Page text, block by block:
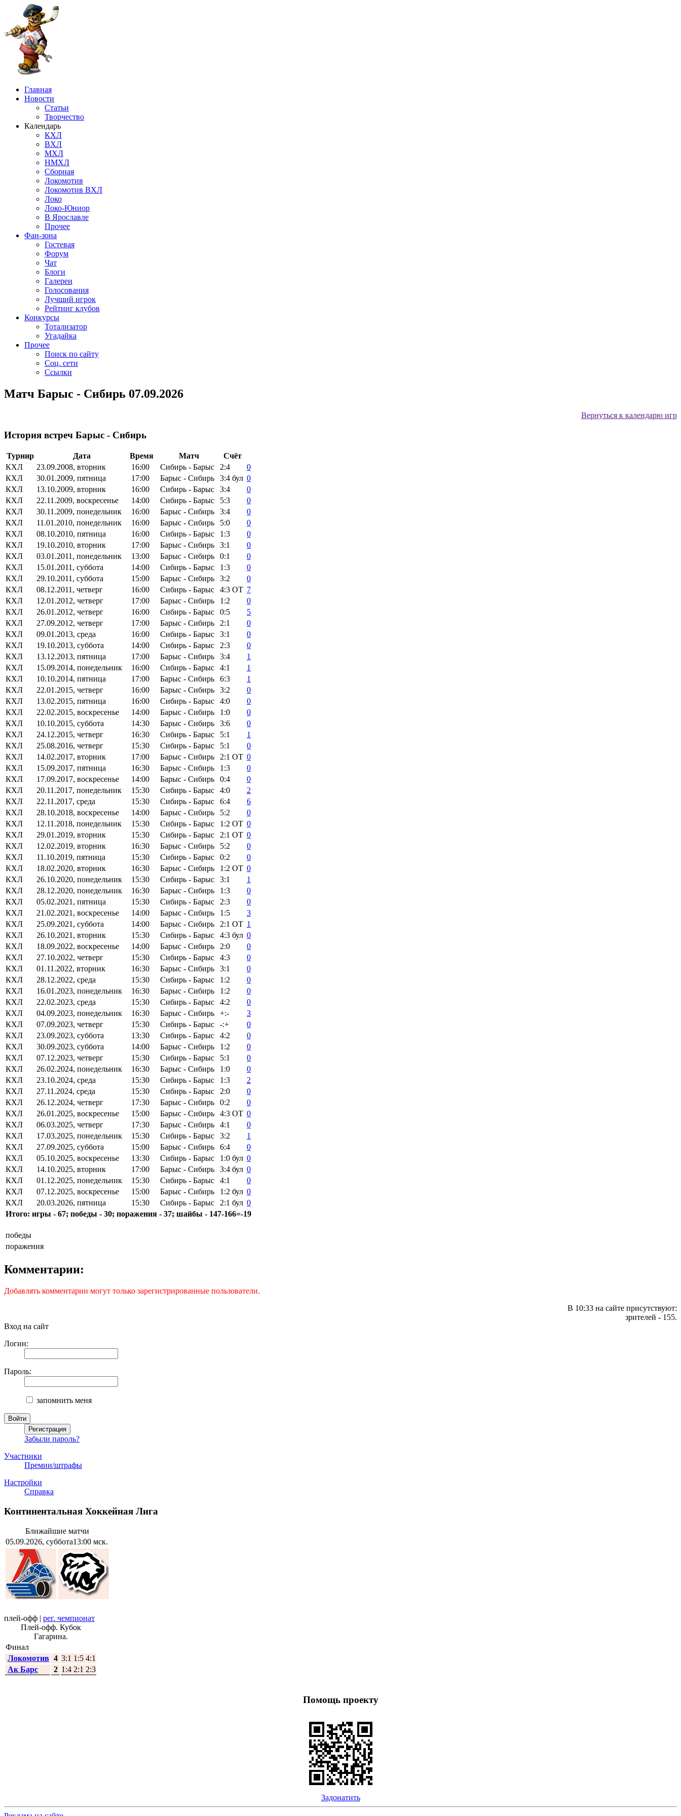
Главная
Новости
Статьи
Творчество
Календарь
КХЛ
ВХЛ
МХЛ
НМХЛ
Сборная
Локомотив
Локомотив ВХЛ
Локо
Локо-Юниор
В Ярославле
Прочее
Фан-зона
Гостевая
Форум
Чат
Блоги
Галереи
Голосования
Лучший игрок
Рейтинг клубов
Конкурсы
Тотализатор
Угадайка
Прочее
Поиск по сайту
Соц. сети
Ссылки
Матч Барыс - Сибирь 07.09.2026
Вернуться к календарю игр
История встреч Барыс - Сибирь
Турнир Дата Время Матч
Счёт
КХЛ
23.09.2008, вторник 16:00 Сибирь - Барыс 2:4
0
КХЛ
30.01.2009, пятница 17:00 Барыс - Сибирь 3:4 бул 0
КХЛ
13.10.2009, вторник 16:00 Сибирь - Барыс 3:4
0
КХЛ
22.11.2009, воскресенье 14:00 Сибирь - Барыс 5:3
0
КХЛ
30.11.2009, понедельник 16:00 Барыс - Сибирь 3:4
0
КХЛ
11.01.2010, понедельник 16:00 Барыс - Сибирь 5:0
0
КХЛ
08.10.2010, пятница 16:00 Сибирь - Барыс 1:3
0
КХЛ
19.10.2010, вторник 17:00 Барыс - Сибирь 3:1
0
КХЛ
03.01.2011, понедельник 13:00 Барыс - Сибирь 0:1
0
КХЛ
15.01.2011, суббота 14:00 Сибирь - Барыс 1:3
0
КХЛ
29.10.2011, суббота 15:00 Барыс - Сибирь 3:2
0
КХЛ
08.12.2011, четверг 16:00 Сибирь - Барыс 4:3 ОТ 7
КХЛ
12.01.2012, четверг 17:00 Барыс - Сибирь 1:2
0
КХЛ
26.01.2012, четверг 16:00 Сибирь - Барыс 0:5
5
КХЛ
27.09.2012, четверг 17:00 Барыс - Сибирь 2:1
0
КХЛ
09.01.2013, среда 16:00 Сибирь - Барыс 3:1
0
КХЛ
19.10.2013, суббота 14:00 Сибирь - Барыс 2:3
0
КХЛ
13.12.2013, пятница 17:00 Барыс - Сибирь 3:4
1
КХЛ
15.09.2014, понедельник 16:00 Сибирь - Барыс 4:1
1
КХЛ
10.10.2014, пятница 17:00 Барыс - Сибирь 6:3
1
КХЛ
22.01.2015, четверг 16:00 Барыс - Сибирь 3:2
0
КХЛ
13.02.2015, пятница 16:00 Сибирь - Барыс 4:0
0
КХЛ
22.02.2015, воскресенье 14:00 Барыс - Сибирь 1:0
0
КХЛ
10.10.2015, суббота 14:30 Барыс - Сибирь 3:6
0
КХЛ
24.12.2015, четверг 16:30 Сибирь - Барыс 5:1
1
КХЛ
25.08.2016, четверг 15:30 Сибирь - Барыс 5:1
0
КХЛ
14.02.2017, вторник 17:00 Барыс - Сибирь 2:1 ОТ 0
КХЛ
15.09.2017, пятница 16:30 Барыс - Сибирь 1:3
0
КХЛ
17.09.2017, воскресенье 14:00 Барыс - Сибирь 0:4
0
КХЛ
20.11.2017, понедельник 15:30 Сибирь - Барыс 4:0
2
КХЛ
22.11.2017, среда 15:30 Сибирь - Барыс 6:4
6
КХЛ
28.10.2018, воскресенье 14:00 Барыс - Сибирь 5:2
0
КХЛ
12.11.2018, понедельник 15:30 Сибирь - Барыс 1:2 ОТ 0
КХЛ
29.01.2019, вторник 15:30 Сибирь - Барыс 2:1 ОТ 0
КХЛ
12.02.2019, вторник 16:30 Барыс - Сибирь 5:2
0
КХЛ
11.10.2019, пятница 15:30 Сибирь - Барыс 0:2
0
КХЛ
18.02.2020, вторник 16:30 Барыс - Сибирь 1:2 ОТ 0
КХЛ
26.10.2020, понедельник 15:30 Сибирь - Барыс 3:1
1
КХЛ
28.12.2020, понедельник 16:30 Барыс - Сибирь 1:3
0
КХЛ
05.02.2021, пятница 15:30 Сибирь - Барыс 2:3
0
КХЛ
21.02.2021, воскресенье 14:00 Барыс - Сибирь 1:5
3
КХЛ
25.09.2021, суббота 14:00 Барыс - Сибирь 2:1 ОТ 1
КХЛ
26.10.2021, вторник 15:30 Сибирь - Барыс 4:3 бул 0
КХЛ
18.09.2022, воскресенье 14:00 Барыс - Сибирь 2:0
0
КХЛ
27.10.2022, четверг 15:30 Сибирь - Барыс 4:3
0
КХЛ
01.11.2022, вторник 16:30 Барыс - Сибирь 3:1
0
КХЛ
28.12.2022, среда 15:30 Сибирь - Барыс 1:2
0
КХЛ
16.01.2023, понедельник 16:30 Барыс - Сибирь 1:2
0
КХЛ
22.02.2023, среда 15:30 Сибирь - Барыс 4:2
0
КХЛ
04.09.2023, понедельник 16:30 Барыс - Сибирь +:-
3
КХЛ
07.09.2023, четверг 15:30 Сибирь - Барыс -:+
0
КХЛ
23.09.2023, суббота 13:30 Сибирь - Барыс 4:2
0
КХЛ
30.09.2023, суббота 14:00 Барыс - Сибирь 1:2
0
КХЛ
07.12.2023, четверг 15:30 Сибирь - Барыс 5:1
0
КХЛ
26.02.2024, понедельник 16:30 Барыс - Сибирь 1:0
0
КХЛ
23.10.2024, среда 15:30 Сибирь - Барыс 1:3
2
КХЛ
27.11.2024, среда 15:30 Сибирь - Барыс 2:0
0
КХЛ
26.12.2024, четверг 17:30 Барыс - Сибирь 0:2
0
КХЛ
26.01.2025, воскресенье 15:00 Барыс - Сибирь 4:3 ОТ 0
КХЛ
06.03.2025, четверг 17:30 Барыс - Сибирь 4:1
0
КХЛ
17.03.2025, понедельник 15:30 Сибирь - Барыс 3:2
1
КХЛ
27.09.2025, суббота 15:00 Барыс - Сибирь 6:4
0
КХЛ
05.10.2025, воскресенье 13:30 Сибирь - Барыс 1:0 бул 0
КХЛ
14.10.2025, вторник 17:00 Барыс - Сибирь 3:4 бул 0
КХЛ
01.12.2025, понедельник 15:30 Сибирь - Барыс 4:1
0
КХЛ
07.12.2025, воскресенье 15:00 Барыс - Сибирь 1:2 бул 0
КХЛ
20.03.2026, пятница 15:30 Сибирь - Барыс 2:1 бул 0
Итого: игры - 67; победы - 30; поражения - 37; шайбы - 147-166=-19
победы
поражения
Комментарии:
Добавлять комментарии могут только зарегистрированные пользователи.
В 10:33 на сайте присутствуют:
зрителей - 155.
Вход на сайт
Логин:
Пароль:
запомнить меня
Забыли пароль?
Участники
Премии/штрафы
Настройки
Справка
Континентальная Хоккейная Лига
Ближайшие матчи
05.09.2026, суббота13:00 мск.
плей-офф | рег. чемпионат
Плей-офф. Кубок
Гагарина.
Финал
Локомотив 4 3:1 1:5 4:1
Ак Барс
2 1:4 2:1 2:3
Помощь проекту
Задонатить